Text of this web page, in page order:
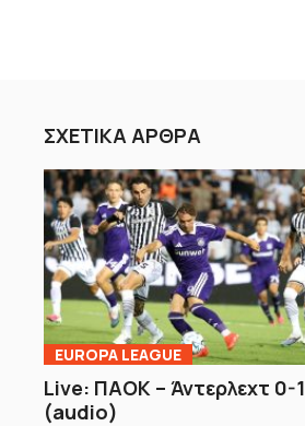
ΣΧΕΤΙΚΑ ΑΡΘΡΑ
EUROPA LEAGUE
Live: ΠΑΟΚ – Άντερλεχτ 0-1
(audio)